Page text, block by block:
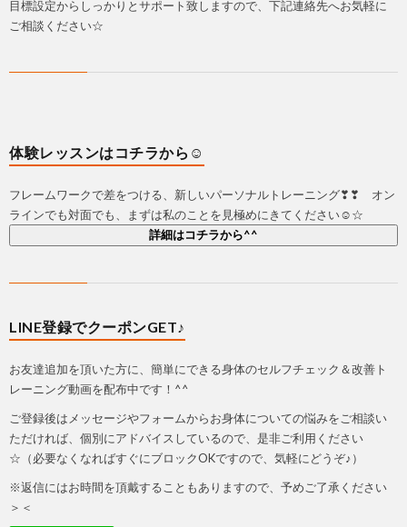
目標設定からしっかりとサポート致しますので、下記連絡先へお気軽に
ご相談ください☆
体験レッスンはコチラから☺
フレームワークで差をつける、新しいパーソナルトレーニング❣❣ オン
ラインでも対面でも、まずは私のことを見極めにきてください☺☆
詳細はコチラから^^
LINE登録でクーポンGET♪
お友達追加を頂いた方に、簡単にできる身体のセルフチェック＆改善ト
レーニング動画を配布中です！^^
ご登録後はメッセージやフォームからお身体についての悩みをご相談い
ただければ、個別にアドバイスしているので、是非ご利用ください
☆（必要なくなればすぐにブロックOKですので、気軽にどうぞ♪）
※返信にはお時間を頂戴することもありますので、予めご了承ください
＞＜